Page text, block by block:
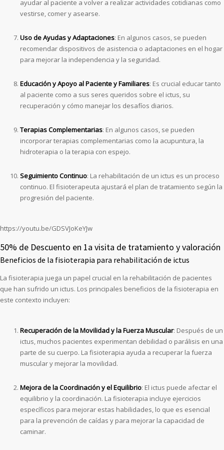
ayudar al paciente a volver a realizar actividades cotidianas como
vestirse, comer y asearse.
Uso de Ayudas y Adaptaciones: En algunos casos, se pueden
recomendar dispositivos de asistencia o adaptaciones en el hogar
para mejorar la independencia y la seguridad.
Educación y Apoyo al Paciente y Familiares: Es crucial educar tanto
al paciente como a sus seres queridos sobre el ictus, su
recuperación y cómo manejar los desafíos diarios.
Terapias Complementarias: En algunos casos, se pueden
incorporar terapias complementarias como la acupuntura, la
hidroterapia o la terapia con espejo.
Seguimiento Continuo: La rehabilitación de un ictus es un proceso
continuo. El fisioterapeuta ajustará el plan de tratamiento según la
progresión del paciente.
https://youtu.be/GDSVJoKeYJw
50% de Descuento en 1a visita de tratamiento y valoración
Beneficios de la fisioterapia para rehabilitación de ictus
La fisioterapia juega un papel crucial en la rehabilitación de pacientes
que han sufrido un ictus. Los principales beneficios de la fisioterapia en
este contexto incluyen:
Recuperación de la Movilidad y la Fuerza Muscular: Después de un
ictus, muchos pacientes experimentan debilidad o parálisis en una
parte de su cuerpo. La fisioterapia ayuda a recuperar la fuerza
muscular y mejorar la movilidad.
Mejora de la Coordinación y el Equilibrio: El ictus puede afectar el
equilibrio y la coordinación. La fisioterapia incluye ejercicios
específicos para mejorar estas habilidades, lo que es esencial
para la prevención de caídas y para mejorar la capacidad de
caminar.